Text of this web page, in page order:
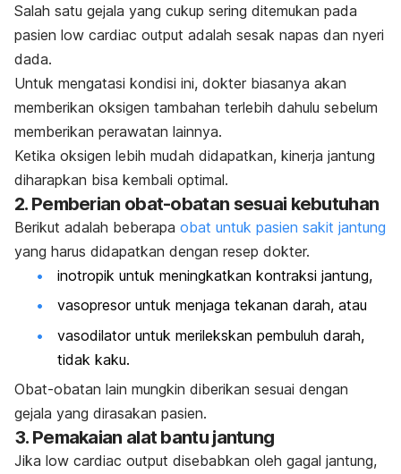
Salah satu gejala yang cukup sering ditemukan pada
pasien low cardiac output adalah sesak napas dan nyeri
dada.
Untuk mengatasi kondisi ini, dokter biasanya akan
memberikan oksigen tambahan terlebih dahulu sebelum
memberikan perawatan lainnya.
Ketika oksigen lebih mudah didapatkan, kinerja jantung
diharapkan bisa kembali optimal.
2. Pemberian obat-obatan sesuai kebutuhan
Berikut adalah beberapa obat untuk pasien sakit jantung
yang harus didapatkan dengan resep dokter.
inotropik untuk meningkatkan kontraksi jantung,
vasopresor untuk menjaga tekanan darah, atau
vasodilator untuk merilekskan pembuluh darah,
tidak kaku.
Obat-obatan lain mungkin diberikan sesuai dengan
gejala yang dirasakan pasien.
3. Pemakaian alat bantu jantung
Jika low cardiac output disebabkan oleh gagal jantung,